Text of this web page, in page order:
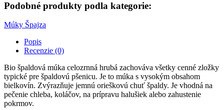
Podobné produkty podla kategorie:
Múky Špajza
Popis
Recenzie (0)
Bio špaldová múka celozrnná hrubá zachováva všetky cenné zložky
typické pre špaldovú pšenicu. Je to múka s vysokým obsahom
bielkovín. Zvýrazňuje jemnú orieškovú chuť špaldy. Je vhodná na
pečenie chleba, koláčov, na prípravu halušiek alebo zahustenie
pokrmov.